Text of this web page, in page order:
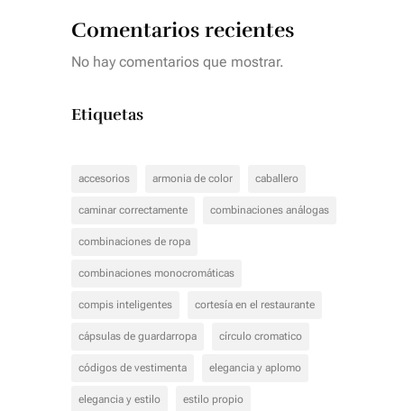
Comentarios recientes
No hay comentarios que mostrar.
Etiquetas
accesorios armonia de color caballero
caminar correctamente combinaciones análogas
combinaciones de ropa
combinaciones monocromáticas
compis inteligentes cortesía en el restaurante
cápsulas de guardarropa círculo cromatico
códigos de vestimenta elegancia y aplomo
elegancia y estilo estilo propio